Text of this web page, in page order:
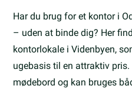
Har du brug for et kontor i
– uden at binde dig? Her
kontorlokale i Videnbyen,
ugebasis til en attraktiv
mødebord og kan bruges